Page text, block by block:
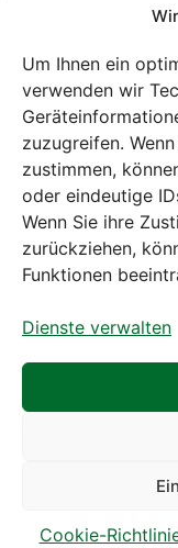
Um Ihnen ein
verwenden wir
zuzugreifen.
zustimmen,
oder eindeutige
Wenn Sie ihre
zurückziehen,
Funktionen
Dienste verwalten
Cookie-
Bei diesem
einen B2B-
A. Rauch GmbH –
Eich- &
und
Sämtliche
gewerbliche
Österreich,